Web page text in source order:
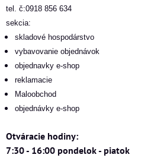
tel. č:0918 856 634
sekcia:
skladové hospodárstvo
vybavovanie objednávok
objednavky e-shop
reklamacie
Maloobchod
objednávky e-shop
Otváracie hodiny:
7:30 - 16:00 pondelok - piatok